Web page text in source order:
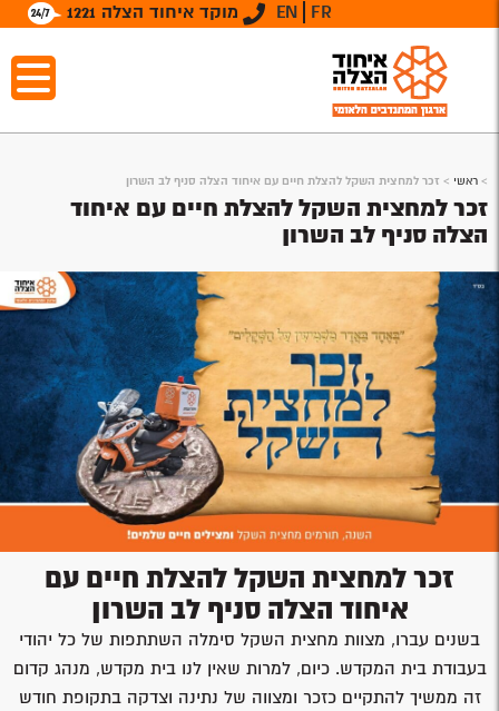
מוקד איחוד הצלה 1221 EN FR
> ראשי > זכר למחצית השקל להצלת חיים עם איחוד הצלה סניף לב השרון
זכר למחצית השקל להצלת חיים עם איחוד
הצלה סניף לב השרון
זכר למחצית השקל להצלת חיים עם
איחוד הצלה סניף לב השרון
בשנים עברו, מצוות מחצית השקל סימלה השתתפות של כל יהודי
בעבודת בית המקדש. כיום, למרות שאין לנו בית מקדש, מנהג קדום
זה ממשיך להתקיים כזכר ומצווה של נתינה וצדקה בתקופת חודש